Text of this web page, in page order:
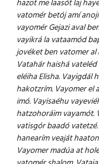
hazot me laasót laj
vatomér betój amí
vayomér Gejazi aval
vayikrá la vataamód
jovéket ben vatomer al
Vatahár haishá
eléiha Elisha. Vayigdál
hakotzrím. Vayomer el
imó. Vayisaéhu
hatzohoráim vayamót.
vatisgór baadó vatetzé.
hanearím veaját
Vayomer madúa at